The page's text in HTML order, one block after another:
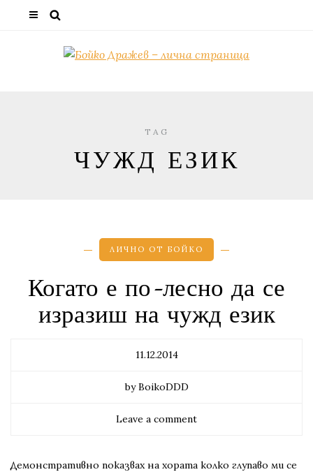
TAG
ЧУЖД ЕЗИК
ЛИЧНО ОТ БОЙКО
Когато е по-лесно да се
изразиш на чужд език
11.12.2014
by BoikoDDD
Leave a comment
Демонстративно показвах на хората колко глупаво ми се